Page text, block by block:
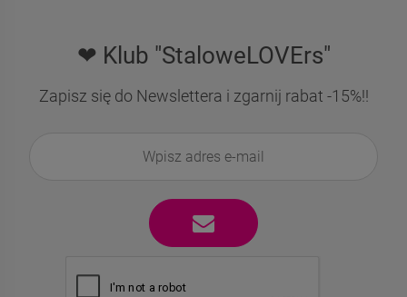
❤ Klub "StaloweLOVErs"
Zapisz się do Newslettera i zgarnij rabat -15%!!